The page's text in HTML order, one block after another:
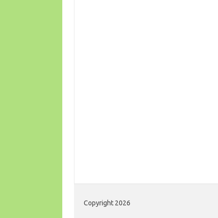
Copyright 2026